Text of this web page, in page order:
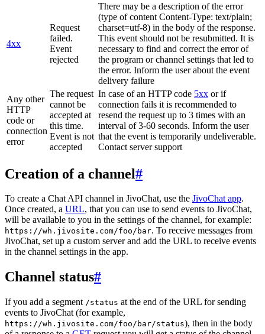
4xx
Request
failed.
Event
rejected
There may be a description of the error
(type of content Content-Type: text/plain;
charset=utf-8) in the body of the response.
This event should not be resubmitted. It is
necessary to find and correct the error of
the program or channel settings that led to
the error. Inform the user about the event
delivery failure
Any other
HTTP
code or
connection
error
The request
cannot be
accepted at
this time.
Event is not
accepted
In case of an HTTP code 5xx or if
connection fails it is recommended to
resend the request up to 3 times with an
interval of 3-60 seconds. Inform the user
that the event is temporarily undeliverable.
Contact server support
Creation of a channel#
To create a Chat API channel in JivoChat, use the JivoChat app.
Once created, a URL, that you can use to send events to JivoChat,
will be available to you in the settings of the channel, for example:
https://wh.jivosite.com/foo/bar. To receive messages from
JivoChat, set up a custom server and add the URL to receive events
in the channel settings in the app.
Channel status#
If you add a segment /status at the end of the URL for sending
events to JivoChat (for example,
https://wh.jivosite.com/foo/bar/status), then in the body